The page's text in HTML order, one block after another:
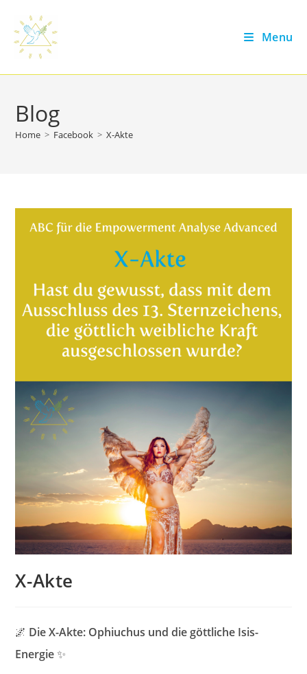
content
Menu
Blog
Home > Facebook > X-Akte
X-Akte
🌌 Die X-Akte: Ophiuchus und die göttliche Isis-
Energie✨